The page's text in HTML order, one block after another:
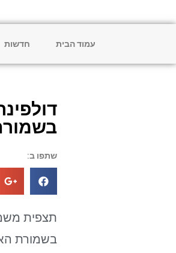
עמוד הבית חדשות
בשמורת
שתפו ב:
תצפית